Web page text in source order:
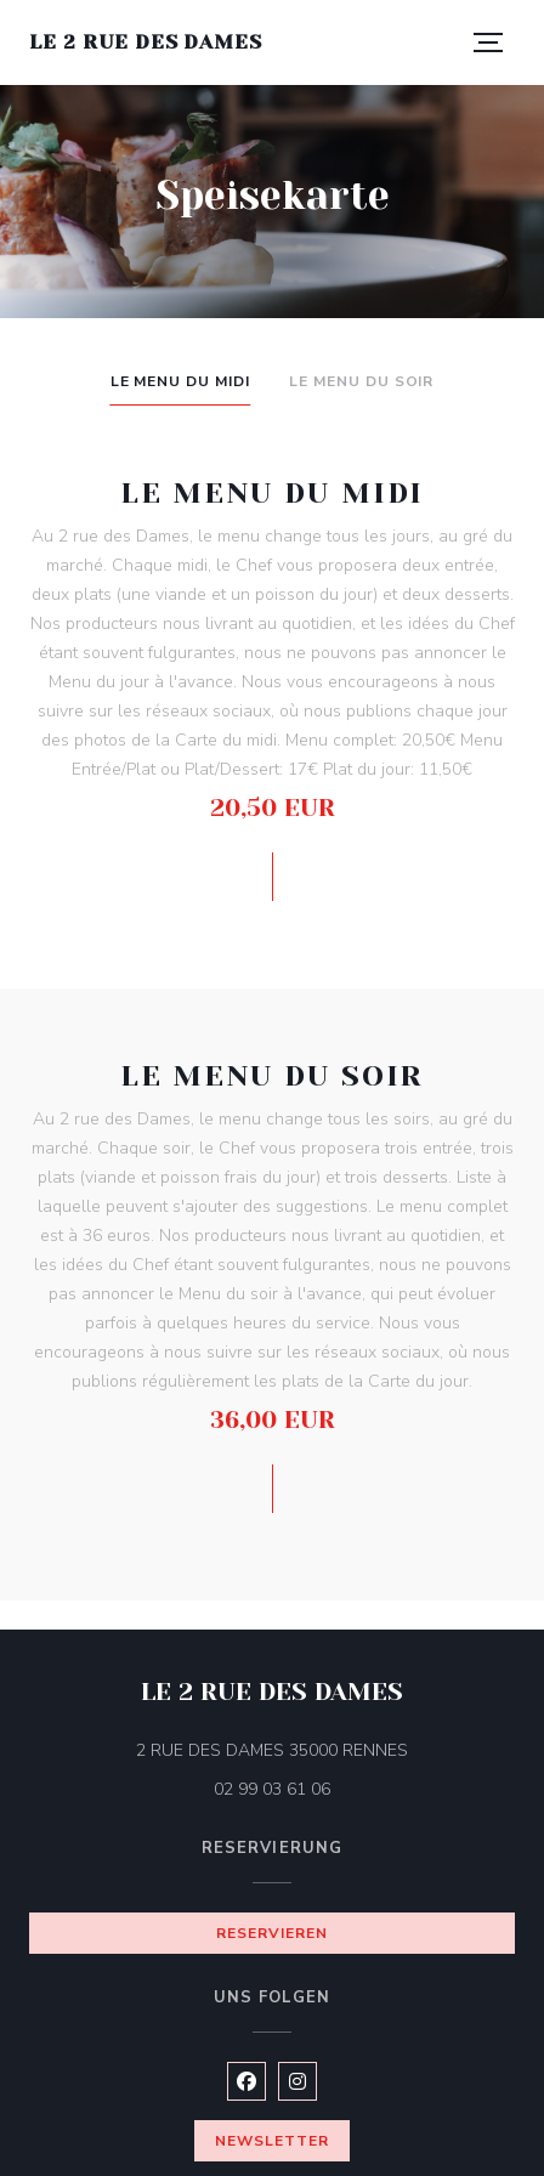
LE 2 RUE DES DAMES
Speisekarte
LE MENU DU MIDI LE MENU DU SOIR
LE MENU DU MIDI
Au 2 rue des Dames, le menu change tous les jours, au gré du
marché. Chaque midi, le Chef vous proposera deux entrée,
deux plats (une viande et un poisson du jour) et deux desserts.
Nos producteurs nous livrant au quotidien, et les idées du Chef
étant souvent fulgurantes, nous ne pouvons pas annoncer le
Menu du jour à l'avance. Nous vous encourageons à nous
suivre sur les réseaux sociaux, où nous publions chaque jour
des photos de la Carte du midi. Menu complet: 20,50€ Menu
Entrée/Plat ou Plat/Dessert: 17€ Plat du jour: 11,50€
20,50 EUR
LE MENU DU SOIR
Au 2 rue des Dames, le menu change tous les soirs, au gré du
marché. Chaque soir, le Chef vous proposera trois entrée, trois
plats (viande et poisson frais du jour) et trois desserts. Liste à
laquelle peuvent s'ajouter des suggestions. Le menu complet
est à 36 euros. Nos producteurs nous livrant au quotidien, et
les idées du Chef étant souvent fulgurantes, nous ne pouvons
pas annoncer le Menu du soir à l'avance, qui peut évoluer
parfois à quelques heures du service. Nous vous
encourageons à nous suivre sur les réseaux sociaux, où nous
publions régulièrement les plats de la Carte du jour.
36,00 EUR
LE 2 RUE DES DAMES
2 RUE DES DAMES 35000 RENNES
02 99 03 61 06
RESERVIERUNG
RESERVIEREN
UNS FOLGEN
Facebook ((öffnet ein neues
Instagram ((öffnet ein neues
NEWSLETTER
LE 2 RUE DES DAMES